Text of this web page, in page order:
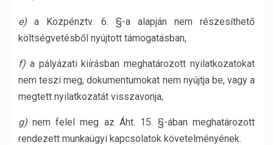
e) a Közpénztv. 6. §-a alapján nem részesíthető
költségvetésből nyújtott támogatásban,
f) a pályázati kiírásban meghatározott nyilatkozatokat
nem teszi meg, dokumentumokat nem nyújtja be, vagy a
megtett nyilatkozatát visszavonja,
g)nem felel meg az Áht. 15. §-ában meghatározott
rendezett munkaügyi kapcsolatok követelményének.